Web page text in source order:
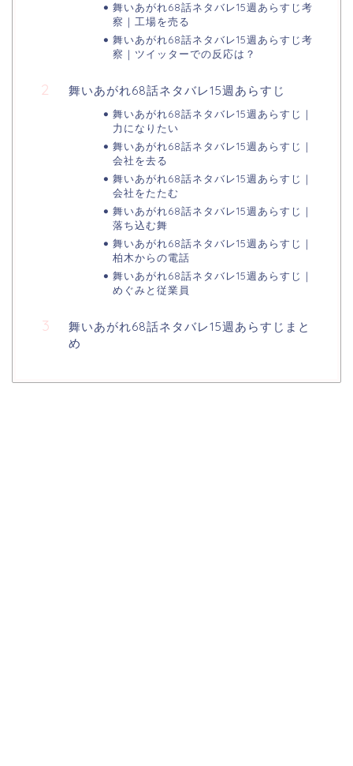
舞いあがれ68話ネタバレ15週あらすじ考
察｜工場を売る
舞いあがれ68話ネタバレ15週あらすじ考
察｜ツイッターでの反応は？
舞いあがれ68話ネタバレ15週あらすじ
舞いあがれ68話ネタバレ15週あらすじ｜
力になりたい
舞いあがれ68話ネタバレ15週あらすじ｜
会社を去る
舞いあがれ68話ネタバレ15週あらすじ｜
会社をたたむ
舞いあがれ68話ネタバレ15週あらすじ｜
落ち込む舞
舞いあがれ68話ネタバレ15週あらすじ｜
柏木からの電話
舞いあがれ68話ネタバレ15週あらすじ｜
めぐみと従業員
舞いあがれ68話ネタバレ15週あらすじまと
め